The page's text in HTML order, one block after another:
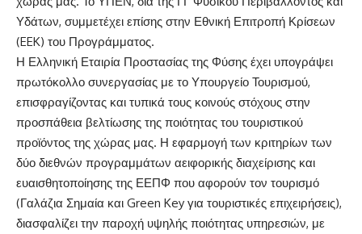
Υδάτων, συμμετέχει επίσης στην Εθνική Επιτροπή Κρίσεων
(EEK) του Προγράμματος.
Η Ελληνική Εταιρία Προστασίας της Φύσης έχει υπογράψει
πρωτόκολλο συνεργασίας με το Υπουργείο Τουρισμού,
επισφραγίζοντας και τυπικά τους κοινούς στόχους στην
προσπάθεια βελτίωσης της ποιότητας του τουριστικού
προϊόντος της χώρας μας. Η εφαρμογή των κριτηρίων των
δύο διεθνών προγραμμάτων αειφορικής διαχείρισης και
ευαισθητοποίησης της ΕΕΠΦ που αφορούν τον τουρισμό
(Γαλάζια Σημαία και Green Key για τουριστικές επιχειρήσεις),
διασφαλίζει την παροχή υψηλής ποιότητας υπηρεσιών, με